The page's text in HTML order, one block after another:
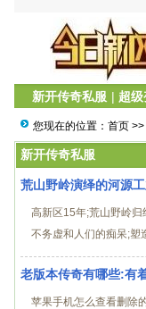
新开传奇私服 | 超
您现在的位置： 首页 >>
新开传奇私服
荒山野岭演绎的河源
高新区15年;荒山野岭
不务虚和人们的痴呆;塑
老版本传奇有哪些:有
苹果手机怎么查看删除